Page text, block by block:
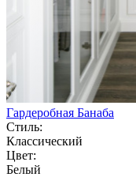
Гардеробная Банаба
Стиль:
Классический
Цвет:
Белый